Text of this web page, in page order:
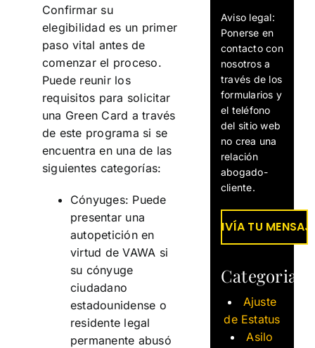
Confirmar su
elegibilidad es un primer
paso vital antes de
comenzar el proceso.
Puede reunir los
requisitos para solicitar
una Green Card a través
de este programa si se
encuentra en una de las
siguientes categorías:
Cónyuges: Puede
presentar una
autopetición en
virtud de VAWA si
su cónyuge
ciudadano
estadounidense o
residente legal
permanente abusó
Aviso legal:
Ponerse en
contacto con
nosotros a
través de los
formularios y
el teléfono
del sitio web
no crea una
relación
abogado-
cliente.
Categorias
Ajuste
de Estatus
Asilo